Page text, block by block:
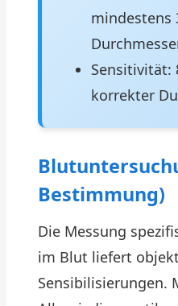
mindestens
Sensitivität:
korrekter
Bestimmung)
Die Messung
im Blut liefert
Sensibilisierungen.